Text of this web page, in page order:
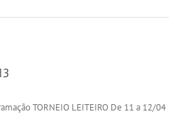
TORNEIO LEITEIRO De 11 a 12/04